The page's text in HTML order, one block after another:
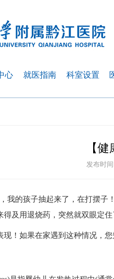
心 就医指南 科室设置
【
发布时
我的孩子抽起来了，在打摆子
及用退烧药，突然就双眼定
现！如果在家遇到这种情况，